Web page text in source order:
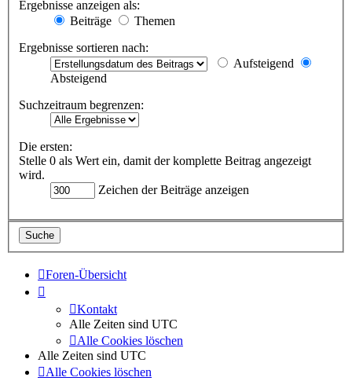
Ergebnisse anzeigen als:
Beiträge
Themen
Ergebnisse sortieren nach:
Aufsteigend
Absteigend
Suchzeitraum begrenzen:
Die ersten:
Stelle 0 als Wert ein, damit der komplette Beitrag angezeigt
wird.
Zeichen der Beiträge anzeigen
Foren-Übersicht
Kontakt
Alle Zeiten sind UTC
Alle Cookies löschen
Alle Zeiten sind UTC
Alle Cookies löschen